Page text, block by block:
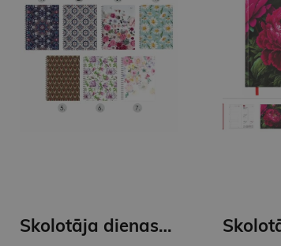
Skolotāja dienasgrāmata 26/27 Tempo Spiral 2316865000